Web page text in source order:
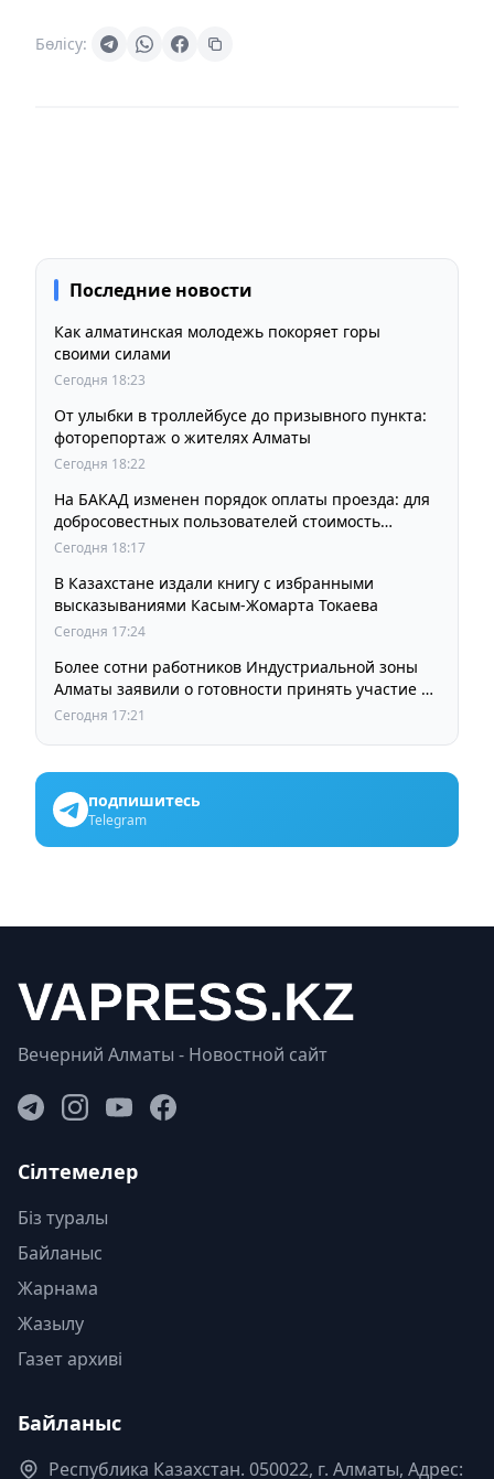
Бөлісу:
Последние новости
Как алматинская молодежь покоряет горы
своими силами
Сегодня 18:23
От улыбки в троллейбусе до призывного пункта:
фоторепортаж о жителях Алматы
Сегодня 18:22
На БАКАД изменен порядок оплаты проезда: для
добросовестных пользователей стоимость
остается прежней
Сегодня 18:17
В Казахстане издали книгу с избранными
высказываниями Касым-Жомарта Токаева
Сегодня 17:24
Более сотни работников Индустриальной зоны
Алматы заявили о готовности принять участие в
выборах членов Курылтая
Сегодня 17:21
подпишитесь
Telegram
Вечерний Алматы - Новостной сайт
Сілтемелер
Біз туралы
Байланыс
Жарнама
Жазылу
Газет архиві
Байланыс
Республика Казахстан. 050022, г. Алматы, Адрес: